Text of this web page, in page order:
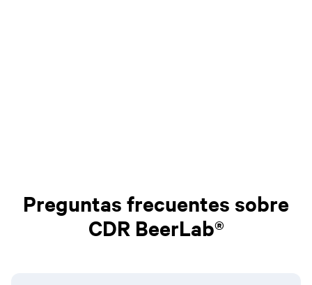
Preguntas frecuentes sobre
CDR BeerLab®